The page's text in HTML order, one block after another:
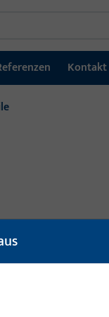
Kontakt